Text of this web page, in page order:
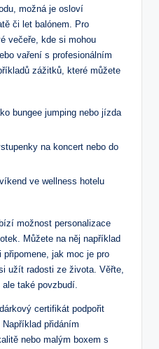
možná je osloví
či let balónem. Pro
večeře, kde si mohou
vaření s profesionálním
zážitků, které můžete
bungee jumping nebo jízda
na koncert nebo do
ve wellness hotelu
možnost personalizace
Můžete na něj například
jak moc je pro
užít radosti ze života. Věřte,
také povzbudí.
certifikát podpořit
přidáním
nebo malým boxem s